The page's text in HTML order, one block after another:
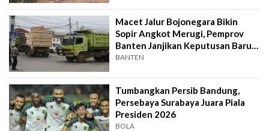
Macet Jalur Bojonegara Bikin
Sopir Angkot Merugi, Pemprov
Banten Janjikan Keputusan Baru 4
Hari Lagi
BANTEN
Tumbangkan Persib Bandung,
Persebaya Surabaya Juara Piala
Presiden 2026
BOLA